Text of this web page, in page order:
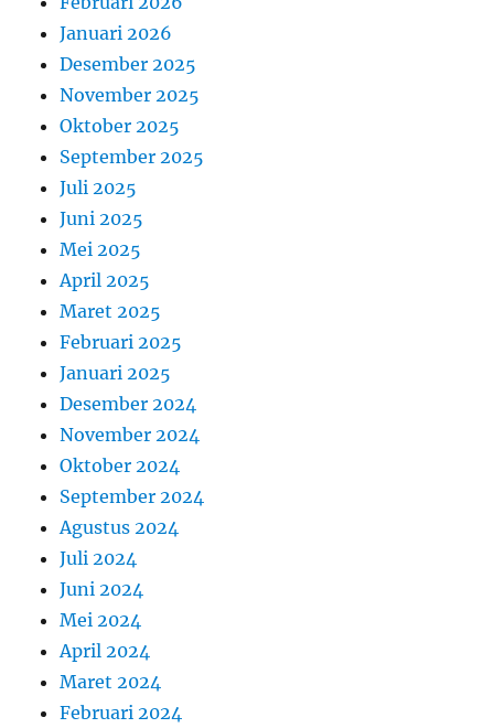
Januari 2026
Desember 2025
November 2025
Oktober 2025
September 2025
Juli 2025
Juni 2025
Mei 2025
April 2025
Maret 2025
Februari 2025
Januari 2025
Desember 2024
November 2024
Oktober 2024
September 2024
Agustus 2024
Juli 2024
Juni 2024
Mei 2024
April 2024
Maret 2024
Februari 2024